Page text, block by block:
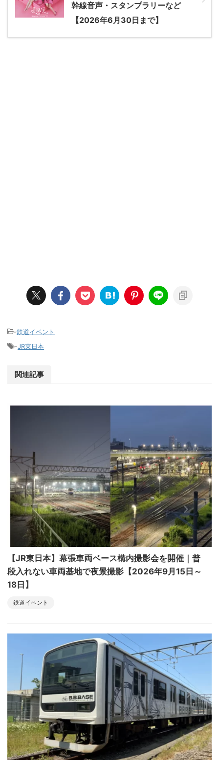
幹線音声・スタンプラリーなど
【2026年6月30日まで】
-鉄道イベント
-JR東日本
関連記事
【JR東日本】幕張車両ベース構内撮影会を開催｜普
段入れない車両基地で夜景撮影【2026年9月15日～
18日】
鉄道イベント